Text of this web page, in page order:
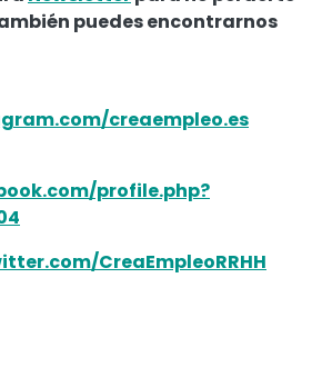
puedes encontrarnos
creaempleo.es
profile.php?
CreaEmpleoRRHH